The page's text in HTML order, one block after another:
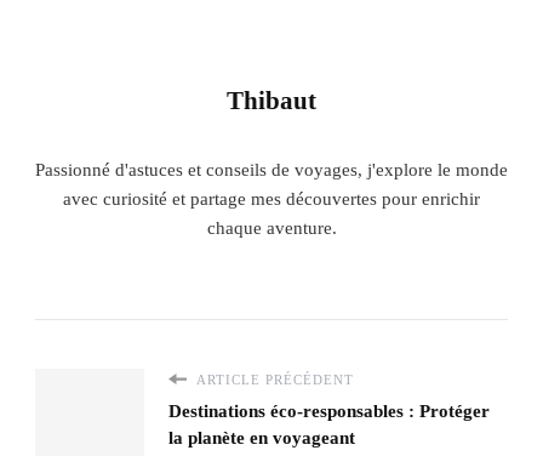
Thibaut
Passionné d'astuces et conseils de voyages, j'explore le monde
avec curiosité et partage mes découvertes pour enrichir
chaque aventure.
ARTICLE PRÉCÉDENT
Destinations éco-responsables : Protéger
la planète en voyageant